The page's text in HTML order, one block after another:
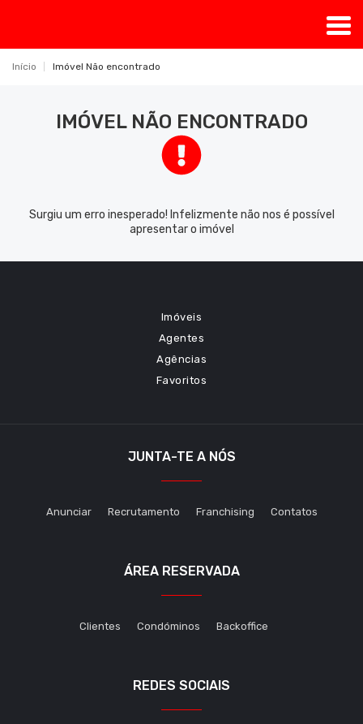
Início Imóvel Não encontrado
IMÓVEL NÃO ENCONTRADO
Surgiu um erro inesperado! Infelizmente não nos é possível
apresentar o imóvel
Imóveis
Agentes
Agências
Favoritos
JUNTA-TE A NÓS
Anunciar Recrutamento Franchising Contatos
ÁREA RESERVADA
Clientes Condóminos Backoffice
REDES SOCIAIS